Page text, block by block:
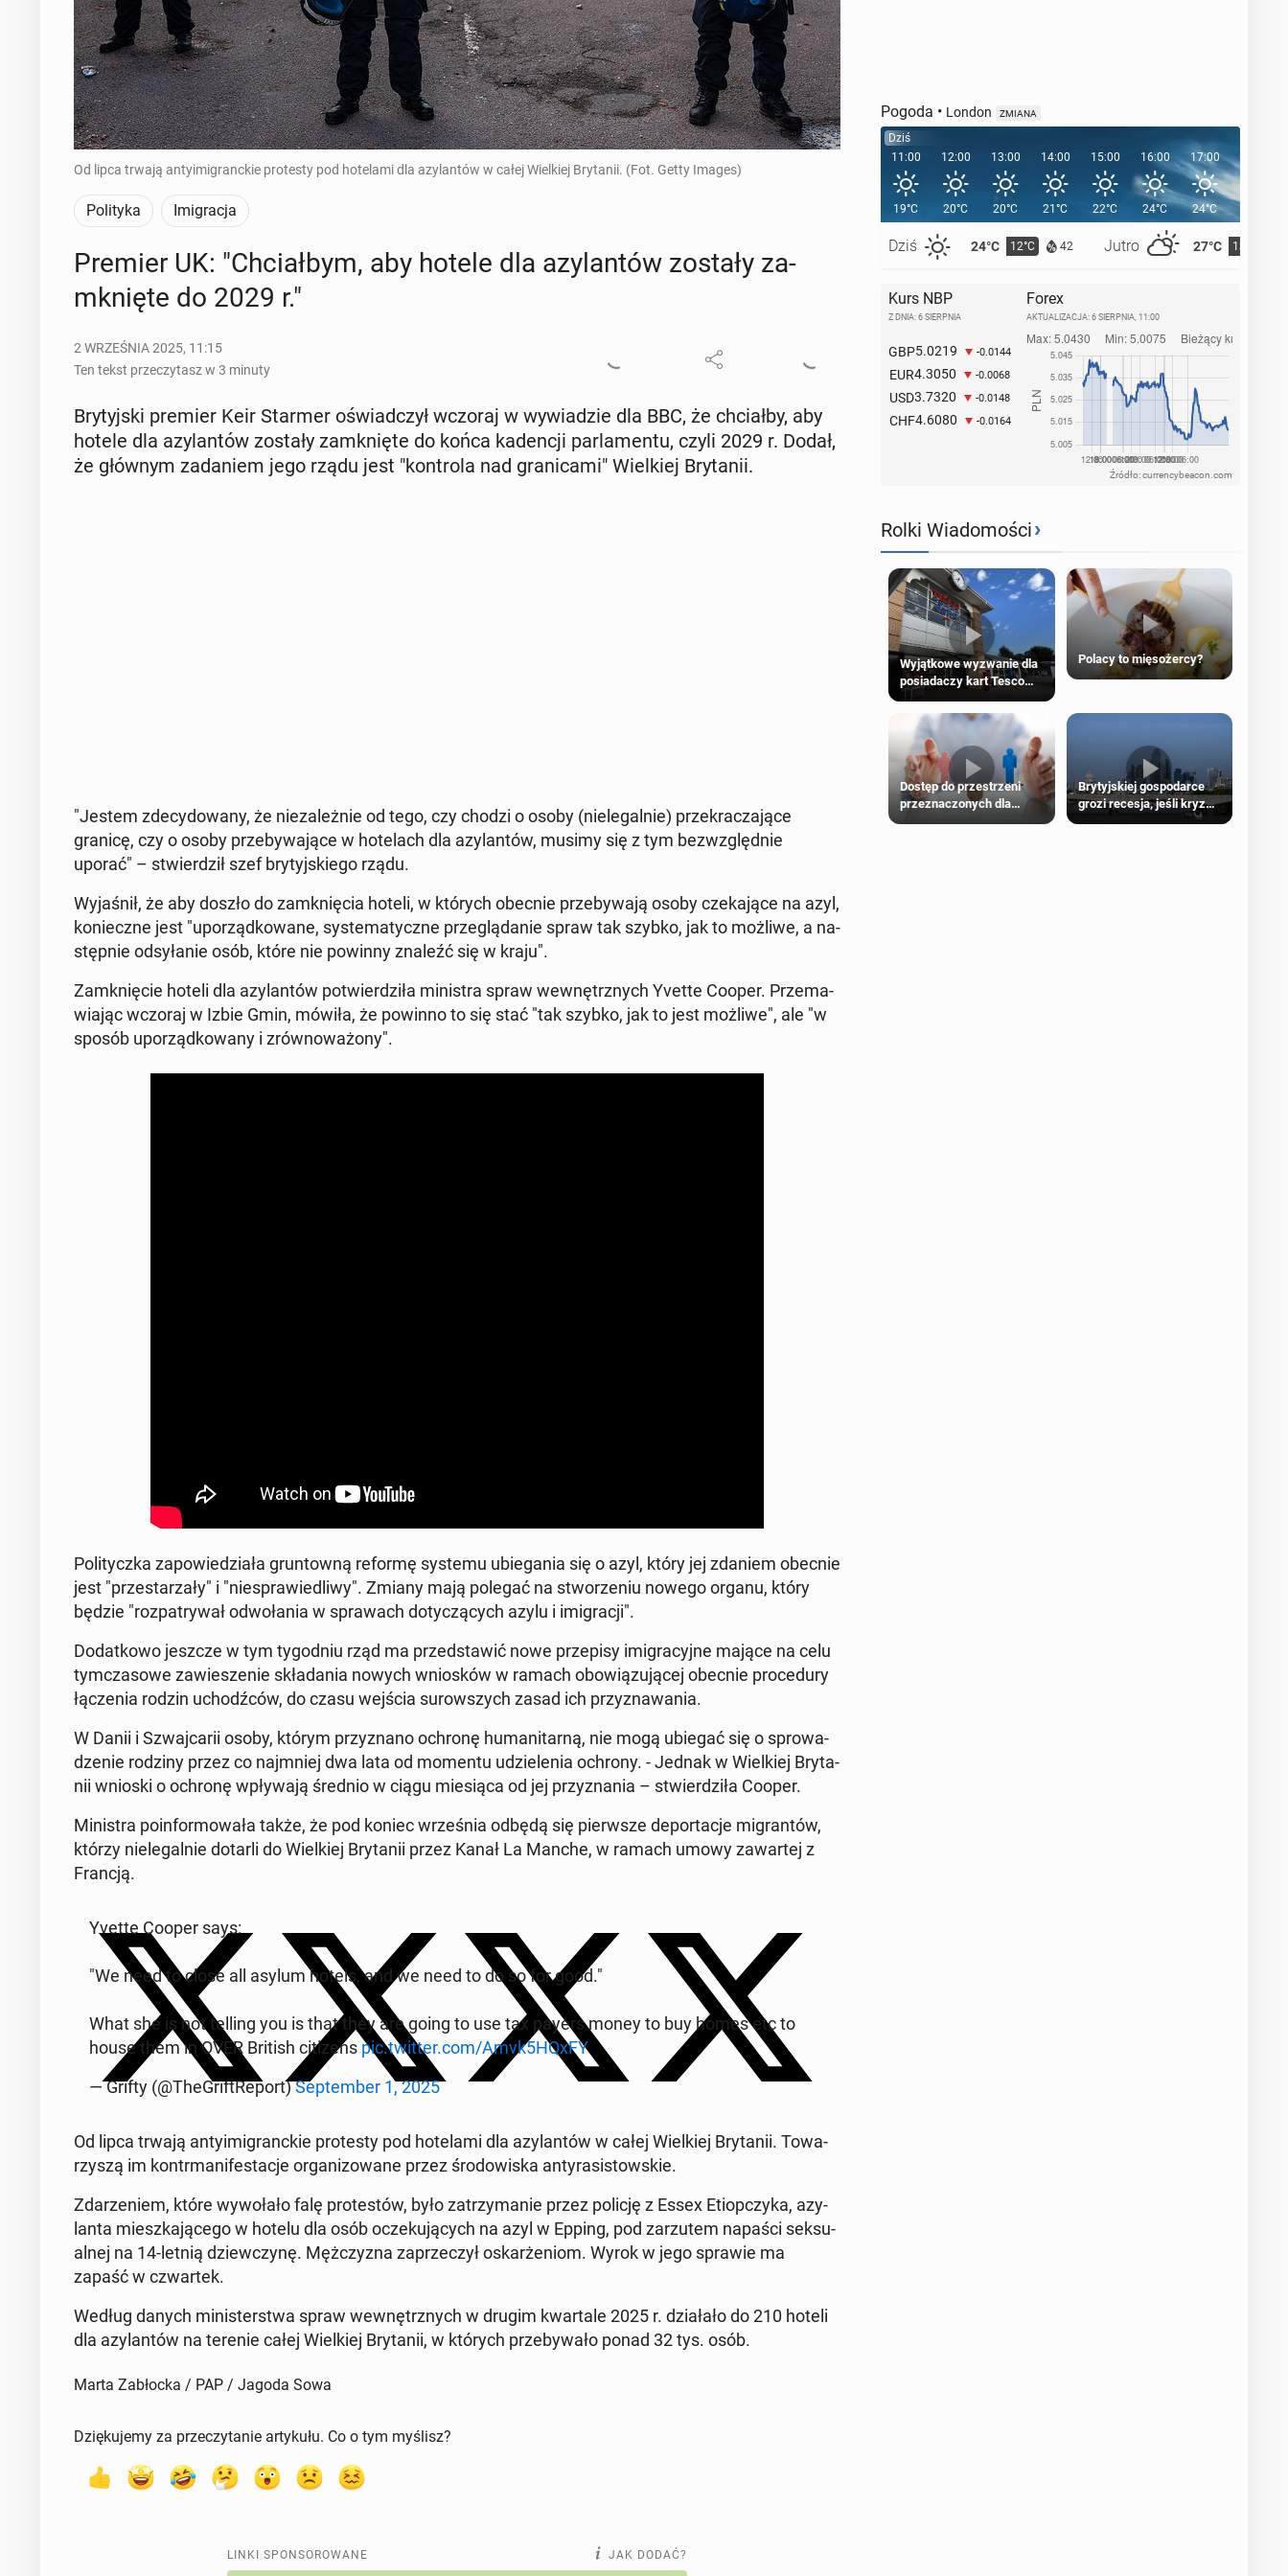
Od lipca trwają antyimigranckie protesty pod hotelami dla azylantów w całej Wielkiej Brytanii. (Fot. Getty Images)
Polityka Imigracja
Premier UK: "Chciał­bym, aby hotele dla azy­lan­tów zostały za­
mknię­te do 2029 r."
2 WRZEŚNIA 2025, 11:15
Ten tekst przeczytasz w 3 minuty
Bry­tyj­ski premier Keir Starmer oświad­czył wczoraj w wy­wia­dzie dla BBC, że chciał­by, aby
hotele dla azy­lan­tów zostały za­mknię­te do końca ka­den­cji par­la­men­tu, czyli 2029 r. Dodał,
że głównym za­da­niem jego rządu jest "kon­tro­la nad gra­ni­ca­mi" Wiel­kiej Bry­ta­nii.
"Jestem zde­cy­do­wa­ny, że nie­za­leż­nie od tego, czy chodzi o osoby (nie­le­gal­nie) prze­kra­cza­ją­ce
granicę, czy o osoby prze­by­wa­ją­ce w ho­te­lach dla azy­lan­tów, musimy się z tym bez­względ­nie
uporać" – stwier­dził szef bry­tyj­skie­go rządu.
Wy­ja­śnił, że aby doszło do za­mknię­cia hoteli, w których obecnie prze­by­wa­ją osoby cze­ka­ją­ce na azyl,
ko­niecz­ne jest "upo­rząd­ko­wa­ne, sys­te­ma­tycz­ne prze­glą­da­nie spraw tak szybko, jak to możliwe, a na­
stęp­nie od­sy­ła­nie osób, które nie powinny znaleźć się w kraju".
Za­mknię­cie hoteli dla azy­lan­tów po­twier­dzi­ła mi­ni­stra spraw we­wnętrz­nych Yvette Cooper. Prze­ma­
wia­jąc wczoraj w Izbie Gmin, mówiła, że powinno to się stać "tak szybko, jak to jest możliwe", ale "w
sposób upo­rząd­ko­wa­ny i zrów­no­wa­żo­ny".
Po­li­tycz­ka za­po­wie­dzia­ła grun­tow­ną reformę systemu ubie­ga­nia się o azyl, który jej zdaniem obecnie
jest "prze­sta­rza­ły" i "nie­spra­wie­dli­wy". Zmiany mają polegać na stwo­rze­niu nowego organu, który
będzie "roz­pa­try­wał od­wo­ła­nia w spra­wach do­ty­czą­cych azylu i imi­gra­cji".
Do­dat­ko­wo jeszcze w tym ty­go­dniu rząd ma przed­sta­wić nowe prze­pi­sy imi­gra­cyj­ne mające na celu
tym­cza­so­we za­wie­sze­nie skła­da­nia nowych wnio­sków w ramach obo­wią­zu­ją­cej obecnie pro­ce­du­ry
łą­cze­nia rodzin uchodź­ców, do czasu wejścia su­row­szych zasad ich przy­zna­wa­nia.
W Danii i Szwaj­ca­rii osoby, którym przy­zna­no ochronę hu­ma­ni­tar­ną, nie mogą ubiegać się o spro­wa­
dze­nie rodziny przez co naj­mniej dwa lata od momentu udzie­le­nia ochrony. - Jednak w Wiel­kiej Bry­ta­
nii wnioski o ochronę wpły­wa­ją średnio w ciągu mie­sią­ca od jej przy­zna­nia – stwier­dzi­ła Cooper.
Mi­ni­stra po­in­for­mo­wa­ła także, że pod koniec wrze­śnia odbędą się pierw­sze de­por­ta­cje mi­gran­tów,
którzy nie­le­gal­nie dotarli do Wiel­kiej Bry­ta­nii przez Kanał La Manche, w ramach umowy za­war­tej z
Francją.
Yvette Cooper says:
"We need to close all asylum hotels, and we need to do so for good."
What she is not telling you is that they are going to use tax payers money to buy homes etc to
house them in OVER British ci­ti­zens pic.twitter.com/Amvk5HQxFY
— Grifty (@The­Gri­ftRe­port)Sep­tem­ber 1, 2025
Od lipca trwają an­ty­imi­granc­kie pro­te­sty pod ho­te­la­mi dla azy­lan­tów w całej Wiel­kiej Bry­ta­nii. To­wa­
rzy­szą im kontr­ma­ni­fe­sta­cje or­ga­ni­zo­wa­ne przez śro­do­wi­ska an­ty­ra­si­stow­skie.
Zda­rze­niem, które wy­wo­ła­ło falę pro­te­stów, było za­trzy­ma­nie przez policję z Essex Etiop­czy­ka, azy­
lan­ta miesz­ka­ją­ce­go w hotelu dla osób ocze­ku­ją­cych na azyl w Epping, pod za­rzu­tem napaści sek­su­
al­nej na 14-letnią dziew­czy­nę. Męż­czy­zna za­prze­czył oskar­że­niom. Wyrok w jego sprawie ma
zapaść w czwar­tek.
Według danych mi­ni­ster­stwa spraw we­wnętrz­nych w drugim kwar­ta­le 2025 r. dzia­ła­ło do 210 hoteli
dla azy­lan­tów na terenie całej Wiel­kiej Bry­ta­nii, w których prze­by­wa­ło ponad 32 tys. osób.
Marta Zabłocka / PAP / Jagoda Sowa
Dziękujemy za przeczytanie artykułu. Co o tym myślisz?
LINKI SPONSOROWANE JAK DODAĆ?
Pogoda • London ZMIANA
Dziś
11:00
19°C
Dziś 24°C 12°C 42 Jutro 27°C 13°C
12:00
20°C
13:00
20°C
14:00
21°C
15:00
22°C
16:00
24°C
17:00
24°C
18:00
Kurs NBP
Z DNIA: 6 SIERPNIA
GBP5.0219 -0.0144
EUR4.3050 -0.0068
USD3.7320 -0.0148
CHF4.6080 -0.0164
Forex
AKTUALIZACJA: 6 SIERPNIA, 11:00
Źródło: currencybeacon.com
Rolki Wiadomości›
Wyjątkowe wyzwanie dla
posiadaczy kart Tesco
Clubcard!
Polacy to mięsożercy?
Dostęp do przestrzeni
przeznaczonych dla
jednej płci ma opierać się
Brytyjskiej gospodarce
grozi recesja, jeśli kryzys
na Bliskim Wschodzie się